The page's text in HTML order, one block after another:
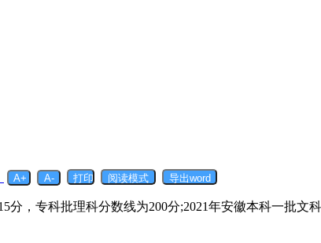
分，专科批理科分数线为200分;2021年安徽本科一批